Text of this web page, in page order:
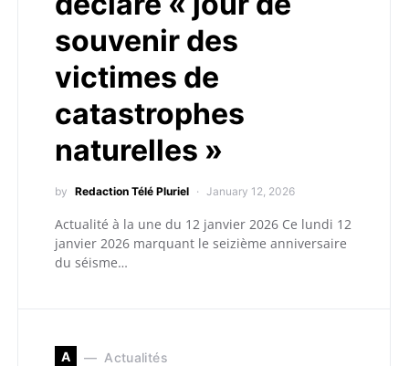
souvenir des
victimes de
catastrophes
naturelles »
by Redaction Télé Pluriel January 12, 2026
Actualité à la une du 12 janvier 2026 Ce lundi 12
janvier 2026 marquant le seizième anniversaire
du séisme…
A Actualités